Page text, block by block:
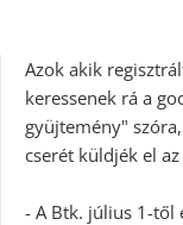
Azok akik
keressenek rá a
gyüjtemény"
cserét küldjék el
- A Btk. július 1-től